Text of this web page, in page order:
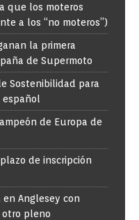
que los moteros
a los “no moteros”)
la primera
de Supermoto
Sostenibilidad para
español
de Europa de
de inscripción
en Anglesey con
otro pleno